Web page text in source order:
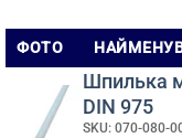
Шпильки
метричні
поліамідні
ФОТО
Шпилька
DIN 975
SKU: 070-080-